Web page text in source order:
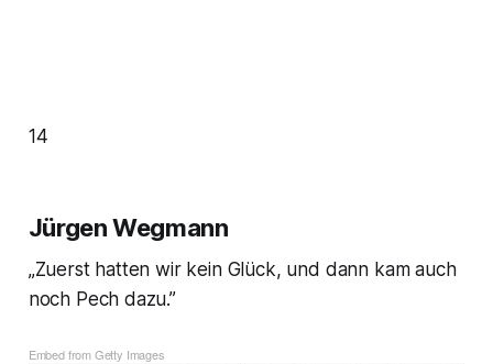
14
Jürgen Wegmann
„Zuerst hatten wir kein Glück, und dann kam auch
noch Pech dazu.”
Embed from Getty Images